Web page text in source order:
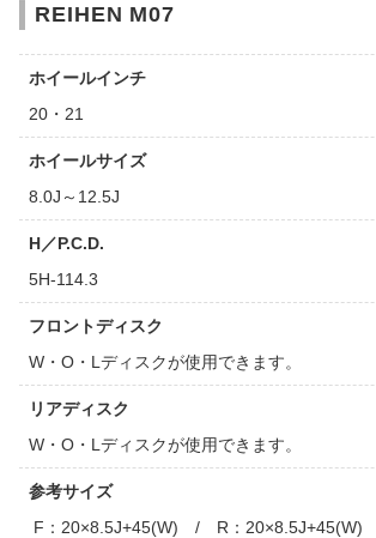
REIHEN M07
ホイールインチ
20・21
ホイールサイズ
8.0J～12.5J
H／P.C.D.
5H-114.3
フロントディスク
W・O・Lディスクが使用できます。
リアディスク
W・O・Lディスクが使用できます。
参考サイズ
F：20×8.5J+45(W) / R：20×8.5J+45(W)